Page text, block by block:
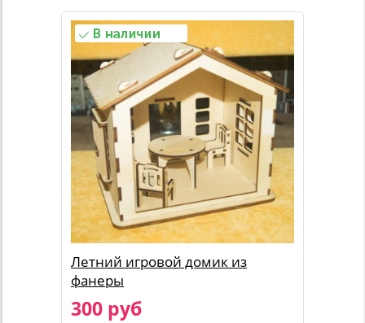
Летний игровой домик из
фанеры
300 руб